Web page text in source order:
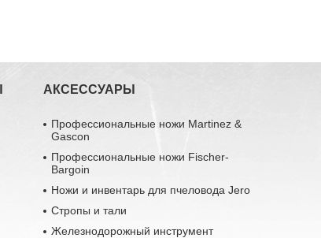
АКСЕССУАРЫ
Профессиональные ножи Martinez &
Gascon
Профессиональные ножи Fischer-
Bargoin
Ножи и инвентарь для пчеловода Jero
Стропы и тали
Железнодорожный инструмент